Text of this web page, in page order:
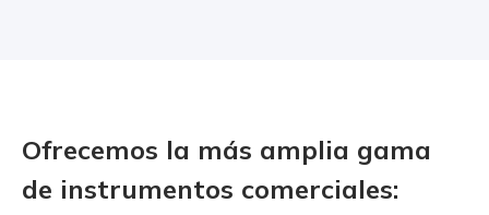
Ofrecemos la más amplia gama
de instrumentos comerciales: